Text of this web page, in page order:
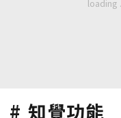
知覺功能